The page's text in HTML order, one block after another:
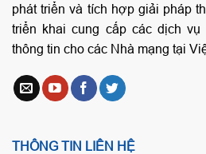
phát triển và tích hợp giải pháp
triển khai cung cấp các dịch
thông tin cho các Nhà mạng tại
THÔNG TIN LIÊN HỆ